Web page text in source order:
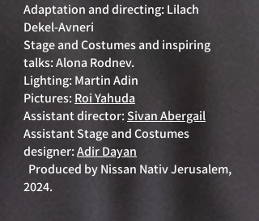
Adaptation and directing: Lilach
Dekel-Avneri
Stage and Costumes and inspiring
talks: Alona Rodnev.
Lighting: Martin Adin
Pictures: Roi Yahuda
Assistant director:Sivan Abergail
Assistant Stage and Costumes
designer:Adir Dayan
Produced by Nissan Nativ Jerusalem,
2024.